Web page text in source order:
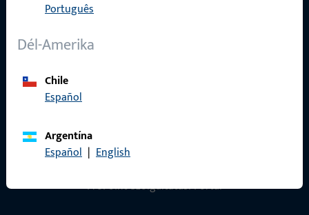
Português
Dél-Amerika
Chile
Español
Argentína
Español | EnglishGyors elérés
ProPoint Szolgáltatási Portál